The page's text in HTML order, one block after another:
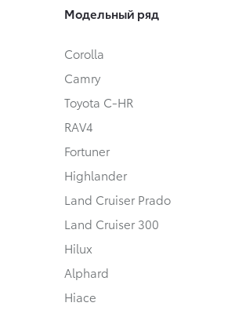
Модельный ряд
Corolla
Camry
Toyota C-HR
RAV4
Fortuner
Highlander
Land Cruiser Prado
Land Cruiser 300
Hilux
Alphard
Hiace